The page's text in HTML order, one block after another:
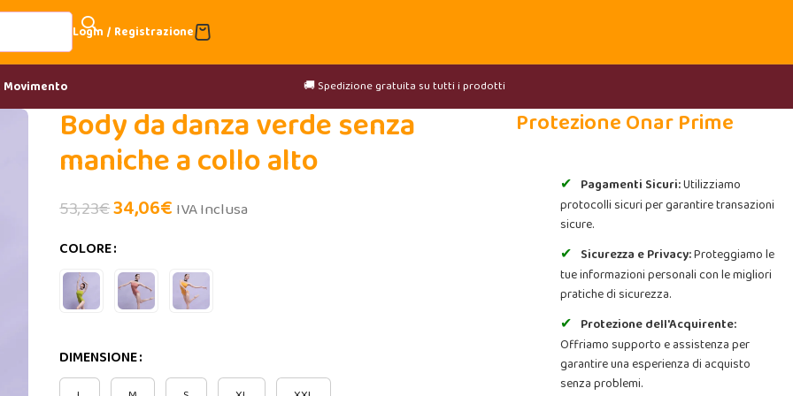
Login / Registrazione
Movimento 🚚 Spedizione gratuita su tutti i prodotti
Body da danza verde senza
maniche a collo alto
53,23€34,06€ IVA Inclusa
COLORE
DIMENSIONE
Protezione Onar Prime
Pagamenti Sicuri:Utilizziamo
protocolli sicuri per garantire transazioni
sicure.
Sicurezza e Privacy:Proteggiamo le
tue informazioni personali con le migliori
pratiche di sicurezza.
Protezione dell'Acquirente:
Offriamo supporto e assistenza per
garantire una esperienza di acquisto
senza problemi.